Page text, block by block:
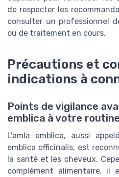
de respecter les
consulter un professionnel
ou de traitement en cours.
Précautions et
indications à
Points de vigilance
emblica à votre routine
L’amla emblica, aussi
emblica officinalis, est
la santé et les cheveux.
complément alimentaire, il